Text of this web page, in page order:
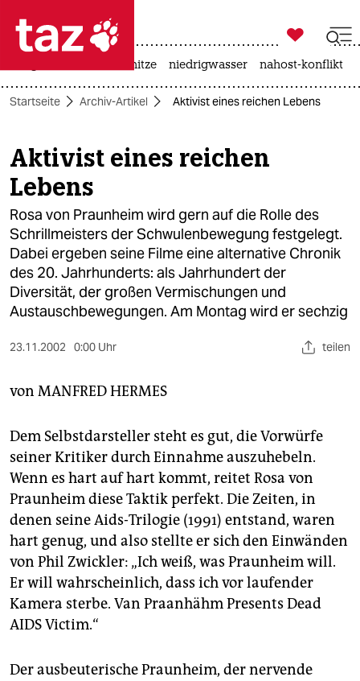
 taz zahl ich
taz zahl ich
themen
politik
öko
gesellschaft
kultur
nord
wahrheit
verlag
verlag
veranstaltungen
shop
fragen & hilfe
unterstützen
abo

taz zahl ich
hitze niedrigwasser nahost-konflikt
Startseite Archiv-Artikel Aktivist eines reichen Lebens
Aktivist eines reichen
Lebens
Rosa von Praunheim wird gern auf die Rolle des
Schrillmeisters der Schwulenbewegung festgelegt.
Dabei ergeben seine Filme eine alternative Chronik
des 20. Jahrhunderts: als Jahrhundert der
Diversität, der großen Vermischungen und
Austauschbewegungen. Am Montag wird er sechzig
23.11.2002 0:00 Uhr teilen
von MANFRED HERMES
Dem Selbstdarsteller steht es gut, die Vorwürfe
seiner Kritiker durch Einnahme auszuhebeln.
Wenn es hart auf hart kommt, reitet Rosa von
Praunheim diese Taktik perfekt. Die Zeiten, in
denen seine Aids-Trilogie (1991) entstand, waren
hart genug, und also stellte er sich den Einwänden
von Phil Zwickler: „Ich weiß, was Praunheim will.
Er will wahrscheinlich, dass ich vor laufender
Kamera sterbe. Van Praanhähm Presents Dead
AIDS Victim.“
Der ausbeuterische Praunheim, der nervende